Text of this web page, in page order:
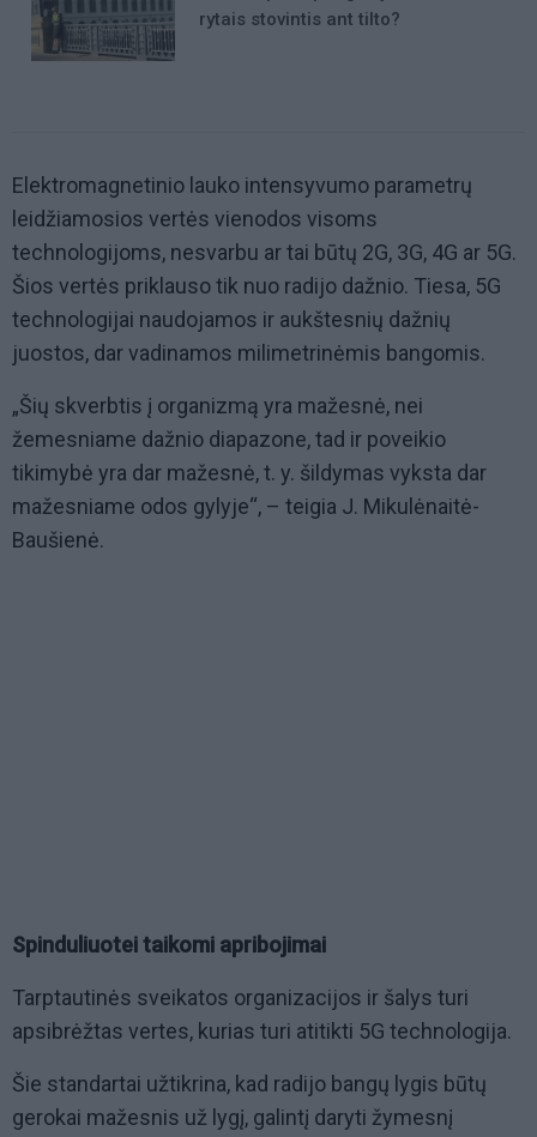
rytais stovintis ant tilto?
Elektromagnetinio lauko intensyvumo parametrų
leidžiamosios vertės vienodos visoms
technologijoms, nesvarbu ar tai būtų 2G, 3G, 4G ar 5G.
Šios vertės priklauso tik nuo radijo dažnio. Tiesa, 5G
technologijai naudojamos ir aukštesnių dažnių
juostos, dar vadinamos milimetrinėmis bangomis.
„Šių skverbtis į organizmą yra mažesnė, nei
žemesniame dažnio diapazone, tad ir poveikio
tikimybė yra dar mažesnė, t. y. šildymas vyksta dar
mažesniame odos gylyje“, – teigia J. Mikulėnaitė-
Baušienė.
Spinduliuotei taikomi apribojimai
Tarptautinės sveikatos organizacijos ir šalys turi
apsibrėžtas vertes, kurias turi atitikti 5G technologija.
Šie standartai užtikrina, kad radijo bangų lygis būtų
gerokai mažesnis už lygį, galintį daryti žymesnį